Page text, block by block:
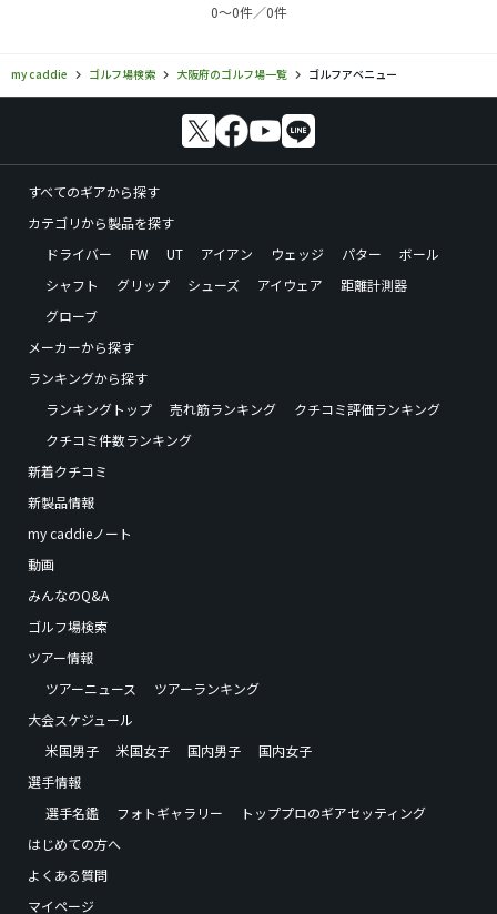
0〜0件／0件
my caddie ゴルフ場検索 大阪府のゴルフ場一覧 ゴルフアベニュー
すべてのギアから探す
カテゴリから製品を探す
ドライバー
FW UT アイアン ウェッジ パター
ボール
シャフト
グリップ シューズ アイウェア
距離計測器
グローブ
メーカーから探す
ランキングから探す
ランキングトップ
売れ筋ランキング
クチコミ評価ランキング
クチコミ件数ランキング
新着クチコミ
新製品情報
my caddieノート
動画
みんなのQ&A
ゴルフ場検索
ツアー情報
ツアーニュース
ツアーランキング
大会スケジュール
米国男子
米国女子 国内男子
国内女子
選手情報
選手名鑑
フォトギャラリー
トッププロのギアセッティング
はじめての方へ
よくある質問
マイページ